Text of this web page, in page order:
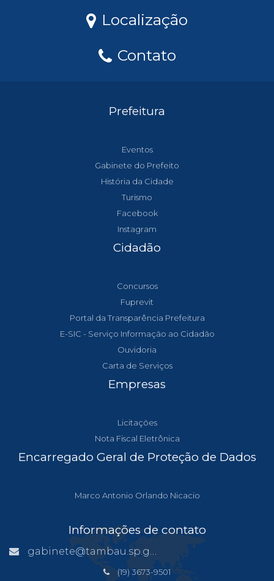
Localização
Contato
Prefeitura
Eventos
Gabinete do Prefeito
História da Cidade
Turismo
Facebook
Instagram
Cidadão
Concursos
Fuprevit
Portal da Transparência Prefeitura
E-SIC - Serviço Informação ao Cidadão
Ouvidoria
Carta de Serviços
Empresas
Licitações
Nota Fiscal Eletrônica
Encarregado Geral de Proteção de Dados
Marco Antonio Orlando Nicacio
Informações de contato
gabinete@tambau.sp.gov.br
(19) 3673-9501